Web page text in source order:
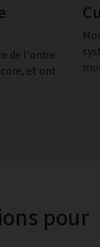
de l'ordre
et ont
pour